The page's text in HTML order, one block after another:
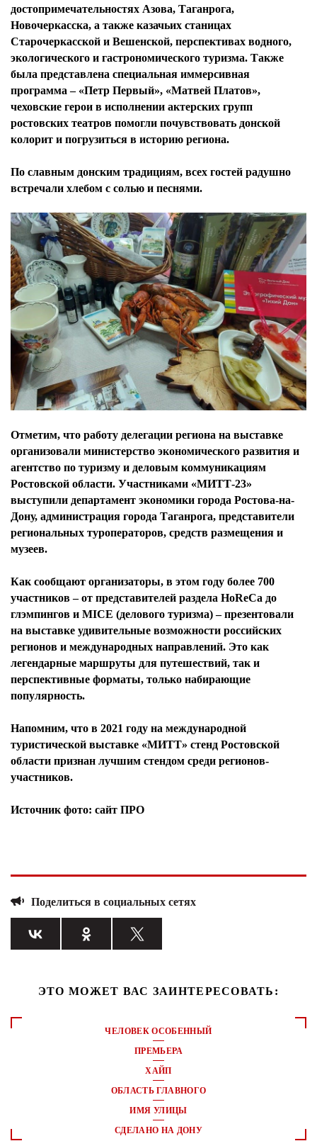
достопримечательностях Азова, Таганрога,
Новочеркасска, а также казачьих станицах
Старочеркасской и Вешенской, перспективах водного,
экологического и гастрономического туризма. Также
была представлена специальная иммерсивная
программа – «Петр Первый», «Матвей Платов»,
чеховские герои в исполнении актерских групп
ростовских театров помогли почувствовать донской
колорит и погрузиться в историю региона.
По славным донским традициям, всех гостей радушно
встречали хлебом с солью и песнями.
Отметим, что работу делегации региона на выставке
организовали министерство экономического развития и
агентство по туризму и деловым коммуникациям
Ростовской области. Участниками «МИТТ-23»
выступили департамент экономики города Ростова-на-
Дону, администрация города Таганрога, представители
региональных туроператоров, средств размещения и
музеев.
Как сообщают организаторы, в этом году более 700
участников – от представителей раздела HoReCa до
глэмпингов и MICE (делового туризма) – презентовали
на выставке удивительные возможности российских
регионов и международных направлений. Это как
легендарные маршруты для путешествий, так и
перспективные форматы, только набирающие
популярность.
Напомним, что в 2021 году на международной
туристической выставке «МИТТ» стенд Ростовской
области признан лучшим стендом среди регионов-
участников.
Источник фото: сайт ПРО
Поделиться в социальных сетях
ЭТО МОЖЕТ ВАС ЗАИНТЕРЕСОВАТЬ:
ЧЕЛОВЕК ОСОБЕННЫЙ
ПРЕМЬЕРА
ХАЙП
ОБЛАСТЬ ГЛАВНОГО
ИМЯ УЛИЦЫ
СДЕЛАНО НА ДОНУ